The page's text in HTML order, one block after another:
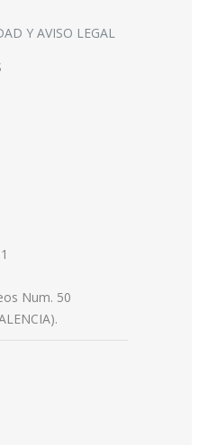
Y AVISO LEGAL
Num. 50